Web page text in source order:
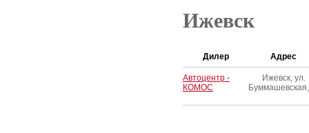
Ижевск
Дилер Адрес
Автоцентр -
КОМОС
Ижевск, ул.